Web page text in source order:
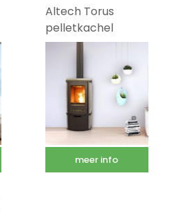
Altech Torus
pelletkachel
meer info